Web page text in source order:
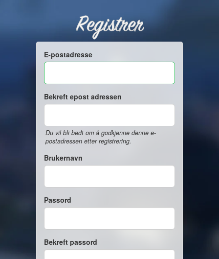
Registrer
E-postadresse
Bekreft epost adressen
Du vil bli bedt om å godkjenne denne e-
postadressen etter registrering.
Brukernavn
Passord
Bekreft passord